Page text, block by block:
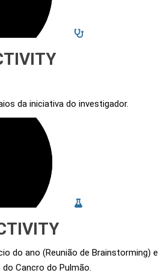
da iniciativa do investigador.
do ano (Reunião de Brainstorming) e
Cancro do Pulmão.